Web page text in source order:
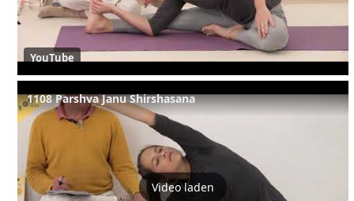
YouTube
1108 Parshva Janu Shirshasana
Video laden